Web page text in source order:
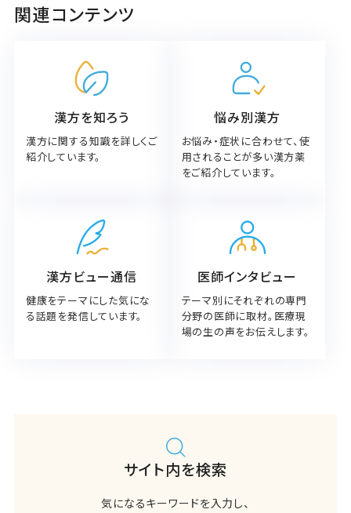
関連コンテンツ
漢方を知ろう
漢方に関する知識を詳しくご
紹介しています。
悩み別漢方
お悩み・症状に合わせて、使
用されることが多い漢方薬
をご紹介しています。
漢方ビュー通信
健康をテーマにした気にな
る話題を発信しています。
医師インタビュー
テーマ別にそれぞれの専門
分野の医師に取材。医療現
場の生の声をお伝えします。
サイト内を検索
気になるキーワードを入力し、